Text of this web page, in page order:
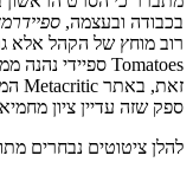
בכבודה ובעצמה,
ספק שזה עדיין ציון
להלן ציטוטים נבחרים